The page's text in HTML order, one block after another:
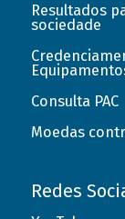
Resultados
sociedade
Consulta PAC
Moedas
Redes